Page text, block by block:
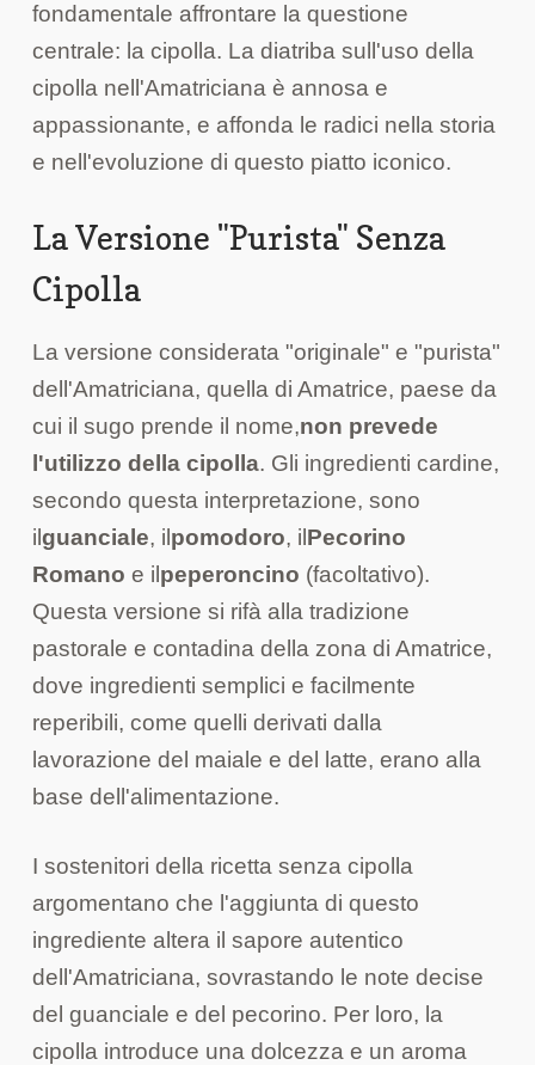
fondamentale affrontare la questione
centrale: la cipolla. La diatriba sull'uso della
cipolla nell'Amatriciana è annosa e
appassionante, e affonda le radici nella storia
e nell'evoluzione di questo piatto iconico.
La Versione "Purista" Senza
Cipolla
La versione considerata "originale" e "purista"
dell'Amatriciana, quella di Amatrice, paese da
cui il sugo prende il nome,non prevede
l'utilizzo della cipolla. Gli ingredienti cardine,
secondo questa interpretazione, sono
ilguanciale, ilpomodoro, ilPecorino
Romano e ilpeperoncino (facoltativo).
Questa versione si rifà alla tradizione
pastorale e contadina della zona di Amatrice,
dove ingredienti semplici e facilmente
reperibili, come quelli derivati dalla
lavorazione del maiale e del latte, erano alla
base dell'alimentazione.
I sostenitori della ricetta senza cipolla
argomentano che l'aggiunta di questo
ingrediente altera il sapore autentico
dell'Amatriciana, sovrastando le note decise
del guanciale e del pecorino. Per loro, la
cipolla introduce una dolcezza e un aroma